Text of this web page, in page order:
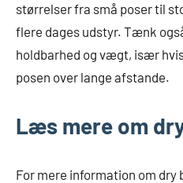
størrelser fra små poser til
flere dages udstyr. Tænk
holdbarhed og vægt, især
posen over lange afstande.
Læs mere om
For mere information om dry